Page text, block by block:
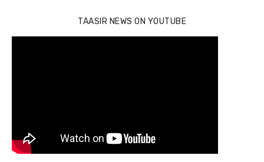
TAASIR NEWS ON YOUTUBE